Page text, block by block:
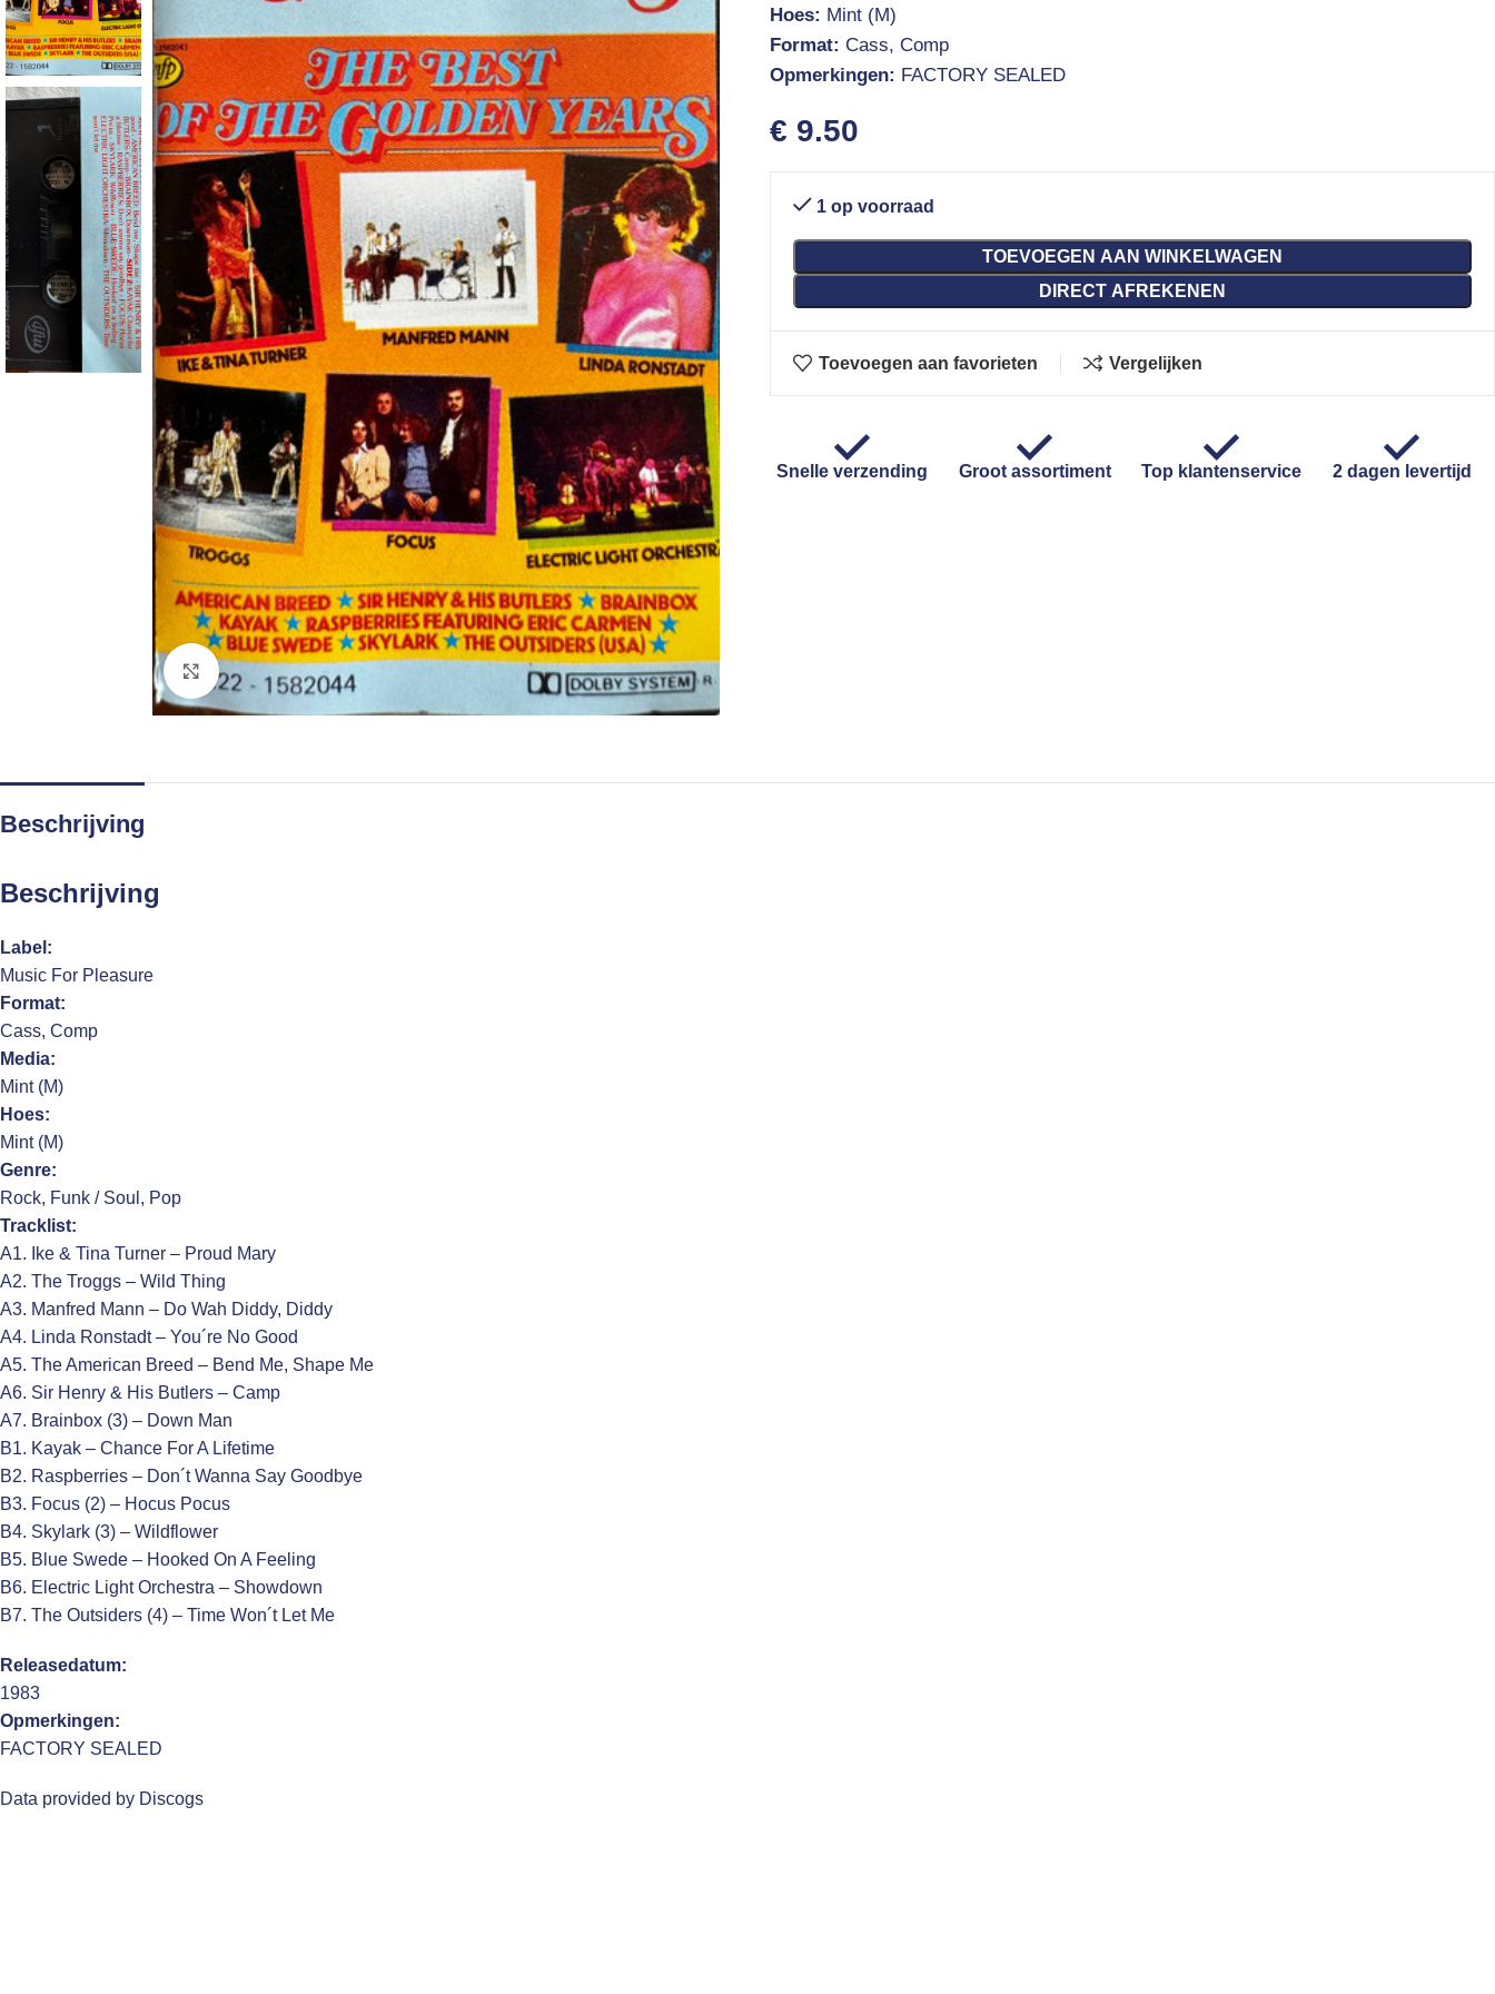
Click to enlarge
Hoes: Mint (M)
Format: Cass, Comp
Opmerkingen: FACTORY SEALED
€ 9.50
1 op voorraad
TOEVOEGEN AAN WINKELWAGEN
DIRECT AFREKENEN
Toevoegen aan favorieten Vergelijken
Snelle verzending Groot assortiment Top klantenservice 2 dagen levertijd
Beschrijving
Beschrijving
Label:
Music For Pleasure
Format:
Cass, Comp
Media:
Mint (M)
Hoes:
Mint (M)
Genre:
Rock, Funk / Soul, Pop
Tracklist:
A1. Ike & Tina Turner – Proud Mary
A2. The Troggs – Wild Thing
A3. Manfred Mann – Do Wah Diddy, Diddy
A4. Linda Ronstadt – You´re No Good
A5. The American Breed – Bend Me, Shape Me
A6. Sir Henry & His Butlers – Camp
A7. Brainbox (3) – Down Man
B1. Kayak – Chance For A Lifetime
B2. Raspberries – Don´t Wanna Say Goodbye
B3. Focus (2) – Hocus Pocus
B4. Skylark (3) – Wildflower
B5. Blue Swede – Hooked On A Feeling
B6. Electric Light Orchestra – Showdown
B7. The Outsiders (4) – Time Won´t Let Me
Releasedatum:
1983
Opmerkingen:
FACTORY SEALED
Data provided by Discogs